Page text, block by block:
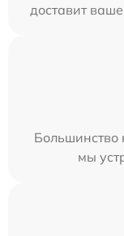
доставит
Большинство
мы